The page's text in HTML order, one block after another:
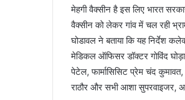
मेहगी वैक्सीन है इस लिए भारत
वैक्सीन को लेकर गांव में चल रही
घोडावल ने बताया कि यह निर्देश
मेडिकल ऑफिसर डॉक्टर गोविंद
पेटेल, फार्मासिसिट प्रेम चंद
राठौर और सभी आशा सुपरवाइजर,